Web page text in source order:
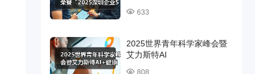
633
2025世界青年科学家峰会暨
艾力斯特AI
808